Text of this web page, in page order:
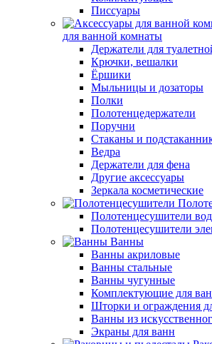
Писсуары
для ванной комнаты
Держатели для
Крючки, вешалки
Ёршики
Мыльницы и дозаторы
Полки
Полотенцедержатели
Поручни
Стаканы и
Ведра
Держатели для фена
Другие аксессуары
Зеркала косметические
Полотенцесушители
Полотенцесушители
Ванны
Ванны акриловые
Ванны стальные
Ванны чугунные
Комплектующие для
Шторки и ограждения
Ванны из
Экраны для ванн